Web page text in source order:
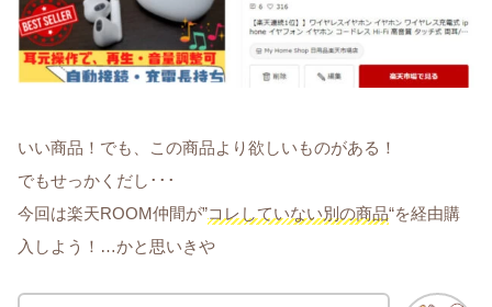
いい商品！でも、この商品より欲しいものがある！
でもせっかくだし･･･
今回は楽天ROOM仲間が”コレしていない別の商品“を経由購
入しよう！…かと思いきや